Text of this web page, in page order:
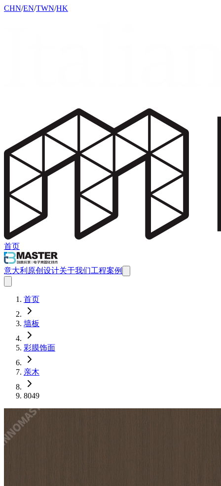
CHN/EN/TWN/HK
首页
意大利原创设计关于我们工程案例
首页
墙板
彩膜饰面
亲木
8049